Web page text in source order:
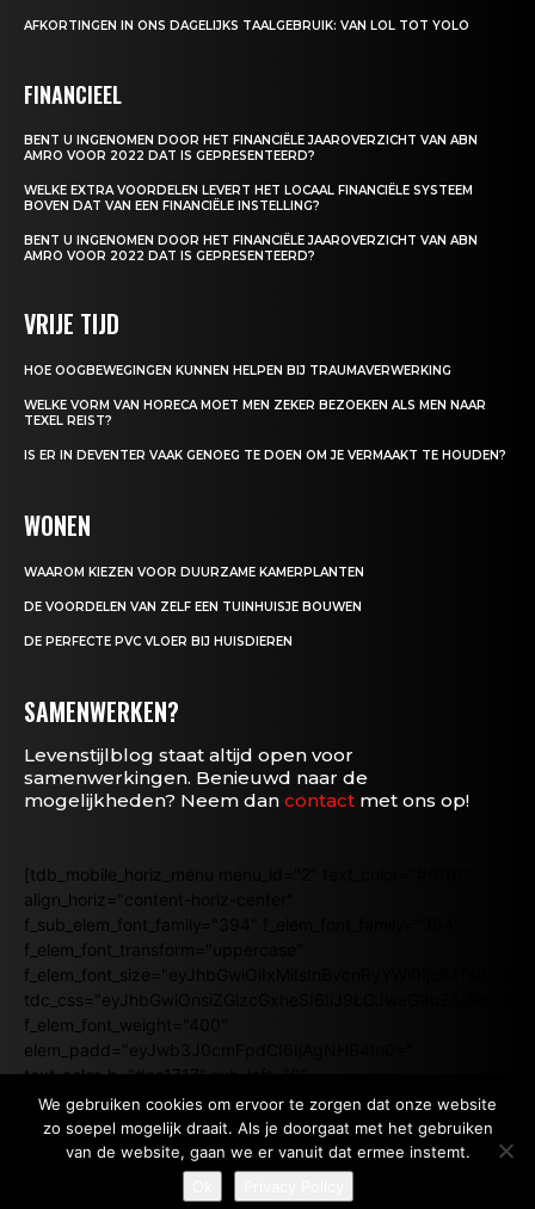
AFKORTINGEN IN ONS DAGELIJKS TAALGEBRUIK: VAN LOL TOT YOLO
FINANCIEEL
BENT U INGENOMEN DOOR HET FINANCIËLE JAAROVERZICHT VAN ABN
AMRO VOOR 2022 DAT IS GEPRESENTEERD?
WELKE EXTRA VOORDELEN LEVERT HET LOCAAL FINANCIËLE SYSTEEM
BOVEN DAT VAN EEN FINANCIËLE INSTELLING?
BENT U INGENOMEN DOOR HET FINANCIËLE JAAROVERZICHT VAN ABN
AMRO VOOR 2022 DAT IS GEPRESENTEERD?
VRIJE TIJD
HOE OOGBEWEGINGEN KUNNEN HELPEN BIJ TRAUMAVERWERKING
WELKE VORM VAN HORECA MOET MEN ZEKER BEZOEKEN ALS MEN NAAR
TEXEL REIST?
IS ER IN DEVENTER VAAK GENOEG TE DOEN OM JE VERMAAKT TE HOUDEN?
WONEN
WAAROM KIEZEN VOOR DUURZAME KAMERPLANTEN
DE VOORDELEN VAN ZELF EEN TUINHUISJE BOUWEN
DE PERFECTE PVC VLOER BIJ HUISDIEREN
SAMENWERKEN?
Levenstijlblog staat altijd open voor
samenwerkingen. Benieuwd naar de
mogelijkheden? Neem dan contact met ons op!
[tdb_mobile_horiz_menu menu_id="2" text_color="#ffffff"
align_horiz="content-horiz-center"
f_sub_elem_font_family="394" f_elem_font_family="394"
f_elem_font_transform="uppercase"
f_elem_font_size="eyJhbGwiOiIxMiIsInBvcnRyYWl0IjoiMTAifQ=="
f_elem_font_weight="400"
elem_padd="eyJwb3J0cmFpdCI6IjAgNHB4In0="
text_color_h="#ea1717" sub_left="0"
submenu_align="content-horiz-center"
sub_align_horiz="content-horiz-center"]
We gebruiken cookies om ervoor te zorgen dat onze website
zo soepel mogelijk draait. Als je doorgaat met het gebruiken
van de website, gaan we er vanuit dat ermee instemt.